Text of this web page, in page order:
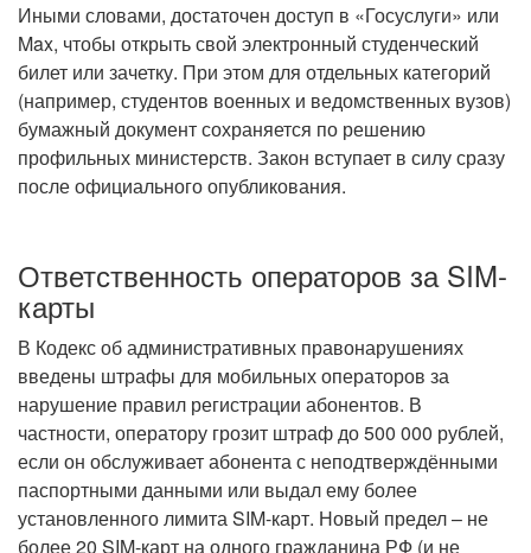
Иными словами, достаточен доступ в «Госуслуги» или
Max, чтобы открыть свой электронный студенческий
билет или зачетку. При этом для отдельных категорий
(например, студентов военных и ведомственных вузов)
бумажный документ сохраняется по решению
профильных министерств. Закон вступает в силу сразу
после официального опубликования.
Ответственность операторов за SIM-
карты
В Кодекс об административных правонарушениях
введены штрафы для мобильных операторов за
нарушение правил регистрации абонентов. В
частности, оператору грозит штраф до 500 000 рублей,
если он обслуживает абонента с неподтверждёнными
паспортными данными или выдал ему более
установленного лимита SIM-карт. Новый предел – не
более 20 SIM-карт на одного гражданина РФ (и не